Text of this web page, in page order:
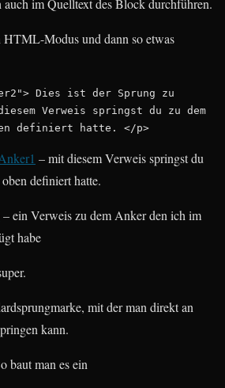
im Quelltext des Block durchführen.
HTML-Modus und dann so etwas
Dies ist der Sprung zu
Verweis springst du zu dem
definiert hatte. </p>
– mit diesem Verweis springst du
definiert hatte.
– ein Verweis zu dem Anker den ich im
habe
mit der man direkt an
kann.
baut man es ein